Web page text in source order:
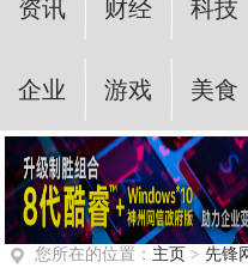
资讯 财经 科技
企业 游戏 美食
您所在的位置： 主页 > 先锋